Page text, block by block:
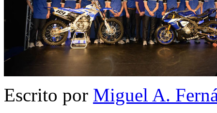
Escrito por Miguel A.